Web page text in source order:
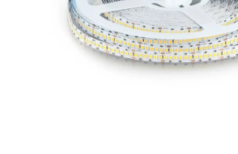
SOLÁRNE SYSTÉMY
SEZÓNNE VÝPREDAJE POĽNOPOTREBY